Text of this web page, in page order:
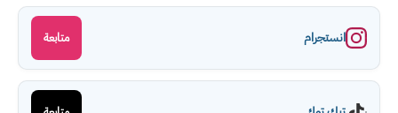
انستجرام متابعة